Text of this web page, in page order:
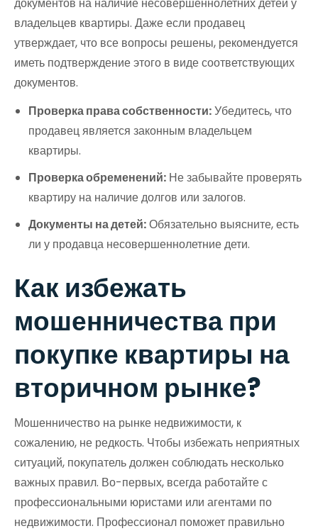
владельцев квартиры. Даже если продавец
утверждает, что все вопросы решены, рекомендуется
иметь подтверждение этого в виде соответствующих
документов.
Проверка права собственности:Убедитесь, что
продавец является законным владельцем
квартиры.
Проверка обременений: Не забывайте проверять
квартиру на наличие долгов или залогов.
Документы на детей:Обязательно выясните, есть
ли у продавца несовершеннолетние дети.
Как избежать
мошенничества при
покупке квартиры на
вторичном рынке?
Мошенничество на рынке недвижимости, к
сожалению, не редкость. Чтобы избежать неприятных
ситуаций, покупатель должен соблюдать несколько
важных правил. Во-первых, всегда работайте с
профессиональными юристами или агентами по
недвижимости. Профессионал поможет правильно